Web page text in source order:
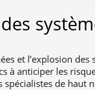
Nos
Nos
Mastère Spécialisé
et l’explosion
à anticiper les
de haut